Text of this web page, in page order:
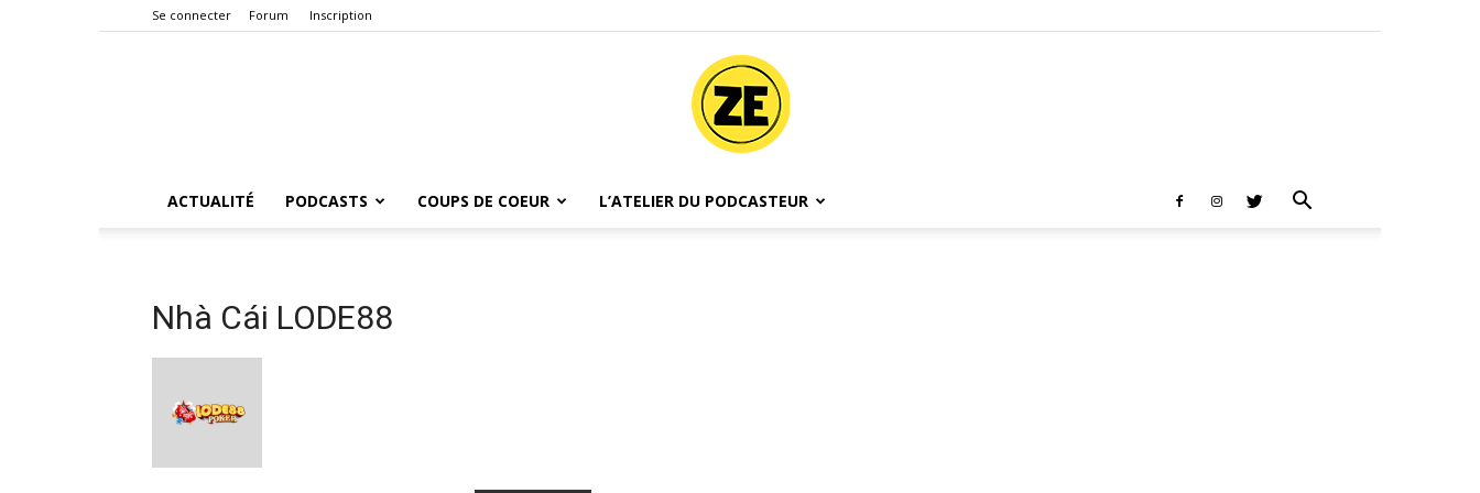
Se connecter Forum Inscription
ACTUALITÉ PODCASTS COUPS DE COEUR L’ATELIER DU PODCASTEUR
Nhà Cái LODE88